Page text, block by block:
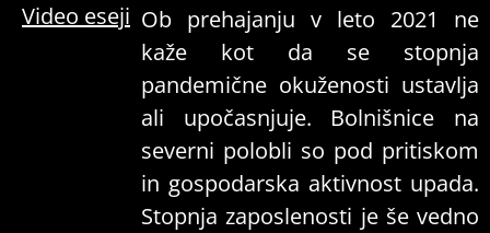
Video eseji Ob prehajanju v leto 2021 ne
kaže kot da se stopnja
pandemične okuženosti ustavlja
ali upočasnjuje. Bolnišnice na
severni polobli so pod pritiskom
in gospodarska aktivnost upada.
Stopnja zaposlenosti je še vedno